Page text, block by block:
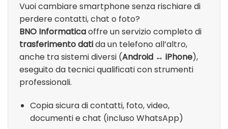
Vuoi cambiare smartphone senza rischiare di
perdere contatti, chat o foto?
BNO Informaticaoffre un servizio completo di
trasferimento datida un telefono all’altro,
anche tra sistemi diversi (Android ↔ iPhone),
eseguito da tecnici qualificati con strumenti
professionali.
Copia sicura di contatti, foto, video,
documenti e chat (incluso WhatsApp)